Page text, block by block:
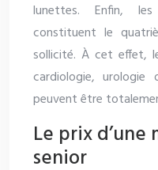
lunettes. Enfin,
constituent le
sollicité. À cet effet,
cardiologie,
peuvent être
Le prix
senior